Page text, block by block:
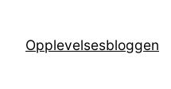
innholdOpplevelsesbloggen